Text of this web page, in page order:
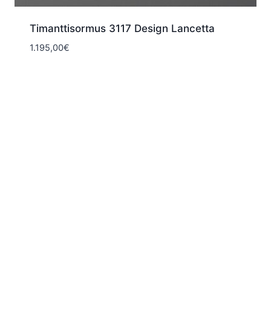
Timanttisormus 3117 Design Lancetta
1.195,00€